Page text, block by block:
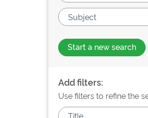
Start a new search
Add filters:
Use filters to refine the